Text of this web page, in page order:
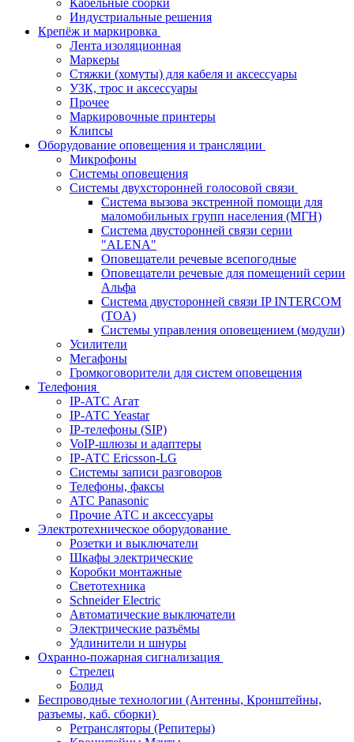
Кабельные сборки
Индустриальные решения
Крепёж и маркировка
Лента изоляционная
Маркеры
Стяжки (хомуты) для кабеля и аксессуары
УЗК, трос и аксессуары
Прочее
Маркировочные принтеры
Клипсы
Оборудование оповещения и трансляции
Микрофоны
Системы оповещения
Системы двухсторонней голосовой связи
Система вызова экстренной помощи для
маломобильных групп населения (МГН)
Система двусторонней связи серии
"ALENA"
Оповещатели речевые всепогодные
Оповещатели речевые для помещений серии
Альфа
Система двусторонней связи IP INTERCOM
(TOA)
Системы управления оповещением (модули)
Усилители
Мегафоны
Громкоговорители для систем оповещения
Телефония
IP-АТС Агат
IP-АТС Yeastar
IP-телефоны (SIP)
VoIP-шлюзы и адаптеры
IP-АТС Ericsson-LG
Системы записи разговоров
Телефоны, факсы
АТС Panasonic
Прочие АТС и аксессуары
Электротехническое оборудование
Розетки и выключатели
Шкафы электрические
Коробки монтажные
Светотехника
Schneider Electric
Автоматические выключатели
Электрические разъёмы
Удлинители и шнуры
Охранно-пожарная сигнализация
Стрелец
Болид
Беспроводные технологии (Антенны, Кронштейны,
разъемы, каб. сборки)
Ретрансляторы (Репитеры)